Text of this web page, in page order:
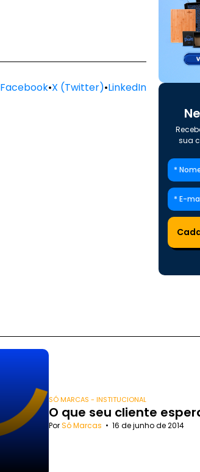
Facebook•X (Twitter)•LinkedIn
sua
SÓ MARCAS - INSTITUCIONAL
O que seu cliente
PorSó Marcas • 16 de junho de 2014